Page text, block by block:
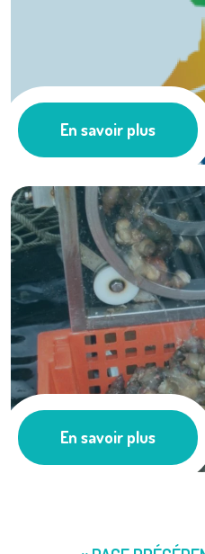
Conseil
Nos partenaires
En savoir plus
Le projet ...
Pêche
En savoir plus